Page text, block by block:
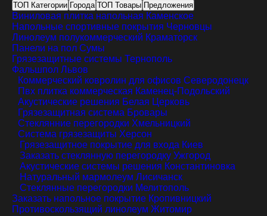
ТОП Категории Города ТОП Товары Предложения
Виниловая плитка напольная Каменское
Напольные спортивные покрытия Черновцы
Линолеум полукоммерческий Краматорск
Панели на пол Сумы
Грязезащитные системы Тернополь
Фальшпол Львов
Коммерческий ковролин для офисов Северодонецк
Пвх плитка коммерческая Каменец-Подольский
Акустические решения Белая Церковь
Грязезащитная система Бровары
Стеклянние перегородки Хмельницкий
Система грязезащиты Херсон
Грязезащитное покрытие для входа Киев
Заказать стеклянную перегородку Ужгород
Акустические системы решения Константиновка
Натуральный мармолеум Лисичанск
Стеклянные перегородки Мелитополь
Заказать напольное покрытие Кропивницкий
Противоскользящий линолеум Житомир